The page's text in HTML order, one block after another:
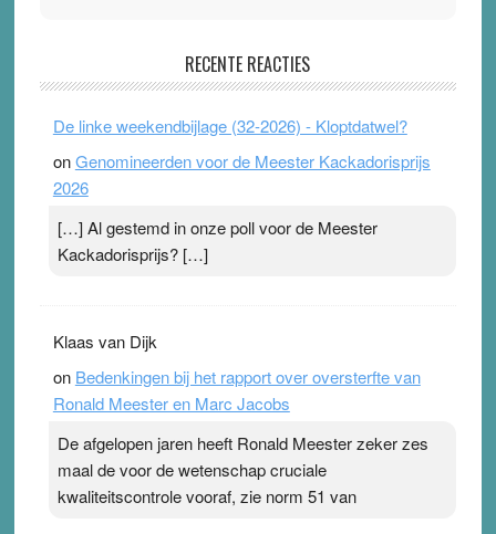
Ward van Beek
topsporters. Ze hopen ermee hun hartslag te verlagen
terwijl ze meer zuurstof opnemen. Daarop heeft zo’n
pleister geen effect. Maar het gevoel ‘makkelijker te
Pleisterplakkers in de topspsort › [...]
RECENTE REACTIES
De linke weekendbijlage (32-2026) - Kloptdatwel?
onGenomineerden voor de Meester Kackadorisprijs
2026
[…] Al gestemd in onze poll voor de Meester
Kackadorisprijs? […]
Klaas van Dijk
on Bedenkingen bij het rapport over oversterfte van
Ronald Meester en Marc Jacobs
De afgelopen jaren heeft Ronald Meester zeker zes
maal de voor de wetenschap cruciale
kwaliteitscontrole vooraf, zie norm 51 van